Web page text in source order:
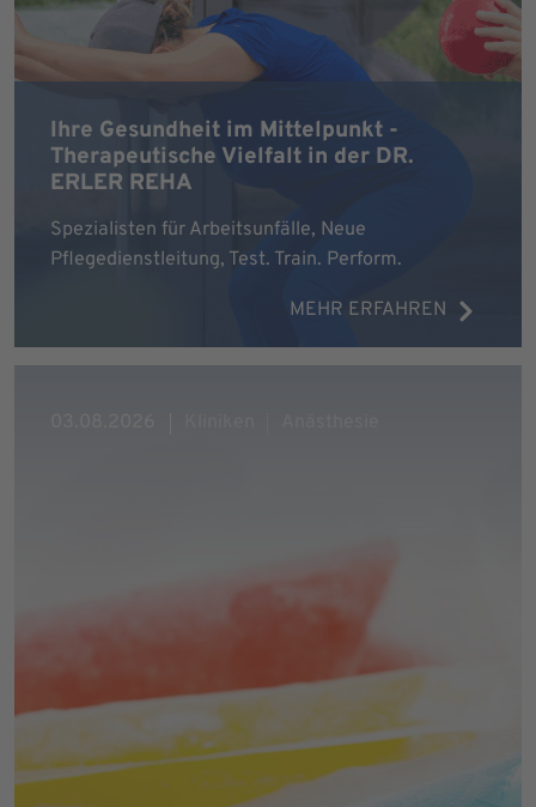
Ihre Gesundheit im Mittelpunkt -
Therapeutische Vielfalt in der DR.
ERLER REHA
Spezialisten für Arbeitsunfälle, Neue
Pflegedienstleitung, Test. Train. Perform.
MEHR ERFAHREN